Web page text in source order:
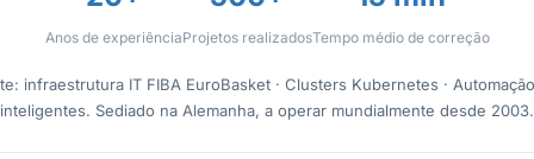
Anos de experiênciaProjetos realizadosTempo médio de correção
infraestrutura IT FIBA EuroBasket · Clusters Kubernetes ·
inteligentes. Sediado na Alemanha, a operar mundialmente desde 2003.